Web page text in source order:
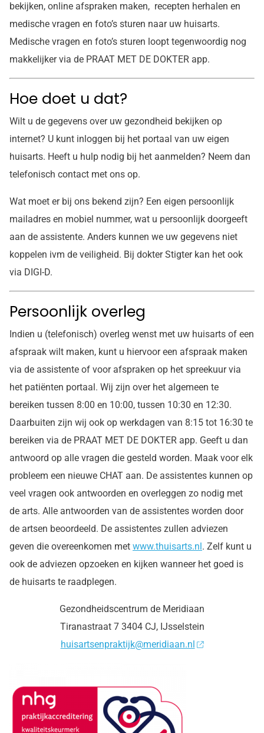
bekijken, online afspraken maken, recepten herhalen en
medische vragen en foto’s sturen naar uw huisarts.
Medische vragen en foto’s sturen loopt tegenwoordig nog
makkelijker via de PRAAT MET DE DOKTER app.
Hoe doet u dat?
Wilt u de gegevens over uw gezondheid bekijken op
internet? U kunt inloggen bij het portaal van uw eigen
huisarts. Heeft u hulp nodig bij het aanmelden? Neem dan
telefonisch contact met ons op.
Wat moet er bij ons bekend zijn? Een eigen persoonlijk
mailadres en mobiel nummer, wat u persoonlijk doorgeeft
aan de assistente. Anders kunnen we uw gegevens niet
koppelen ivm de veiligheid. Bij dokter Stigter kan het ook
via DIGI-D.
Persoonlijk overleg
Indien u (telefonisch) overleg wenst met uw huisarts of een
afspraak wilt maken, kunt u hiervoor een afspraak maken
via de assistente of voor afspraken op het spreekuur via
het patiënten portaal. Wij zijn over het algemeen te
bereiken tussen 8:00 en 10:00, tussen 10:30 en 12:30.
Daarbuiten zijn wij ook op werkdagen van 8:15 tot 16:30 te
bereiken via de PRAAT MET DE DOKTER app. Geeft u dan
antwoord op alle vragen die gesteld worden. Maak voor elk
probleem een nieuwe CHAT aan. De assistentes kunnen op
veel vragen ook antwoorden en overleggen zo nodig met
de arts. Alle antwoorden van de assistentes worden door
de artsen beoordeeld. De assistentes zullen adviezen
geven die overeenkomen met www.thuisarts.nl. Zelf kunt u
ook de adviezen opzoeken en kijken wanneer het goed is
de huisarts te raadplegen.
Gezondheidscentrum de Meridiaan
Tiranastraat 7 3404 CJ, IJsselstein
huisartsenpraktijk@meridiaan.nl